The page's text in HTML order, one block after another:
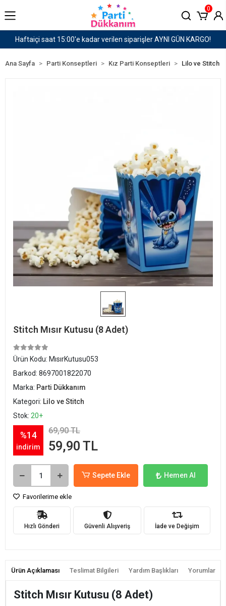
KARGO! 1500 TL ve Üzeri Kargo Ücretsiz!
0
Ana Sayfa Parti Konseptleri Kız Parti Konseptleri Lilo ve Stitch
Stitch Mısır Kutusu (8 Adet)
Ürün Kodu: MısırKutusu053
Barkod: 8697001822070
Marka: Parti Dükkanım
Kategori: Lilo ve Stitch
Stok: 20+
%14
indirim
69,90 TL
59,90 TL
Sepete Ekle Hemen Al
Favorilerime ekle
Hızlı Gönderi Güvenli Alışveriş İade ve Değişim
Ürün Açıklaması Teslimat Bilgileri Yardım Başlıkları Yorumlar
Stitch Mısır Kutusu (8 Adet)